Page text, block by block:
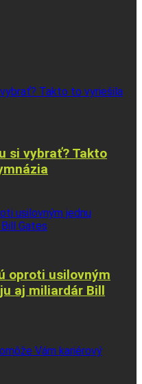
si vybrať? Takto
oproti usilovným
aj miliardár Bill